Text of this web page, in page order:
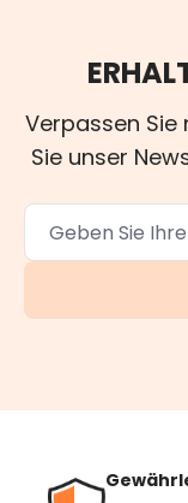
Verpassen Sie
Sie unser